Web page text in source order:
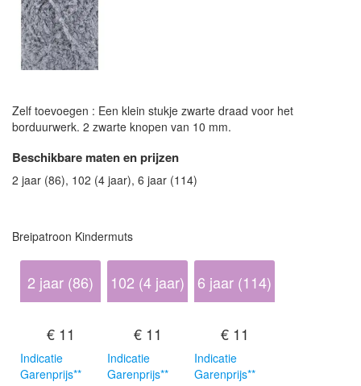
Zelf toevoegen : Een klein stukje zwarte draad voor het
borduurwerk. 2 zwarte knopen van 10 mm.
Beschikbare maten en prijzen
2 jaar (86), 102 (4 jaar), 6 jaar (114)
Breipatroon Kindermuts
2 jaar (86)
€ 11
Indicatie
Garenprijs**
102 (4 jaar)
€ 11
Indicatie
Garenprijs**
6 jaar (114)
€ 11
Indicatie
Garenprijs**